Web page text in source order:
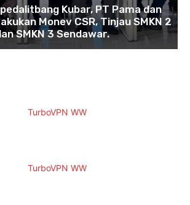
Kubar, PT Pama dan
Monev CSR, Tinjau SMKN 2
SMKN 3 Sendawar.